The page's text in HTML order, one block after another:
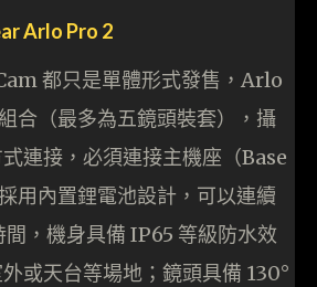
Arlo Pro 2
都只是單體形式發售，Arlo
合（最多為五鏡頭裝套），攝
連接，必須連接主機座（Base
用內置鋰電池設計，可以連續
，機身具備 IP65 等級防水效
或天台等場地；鏡頭具備 130°